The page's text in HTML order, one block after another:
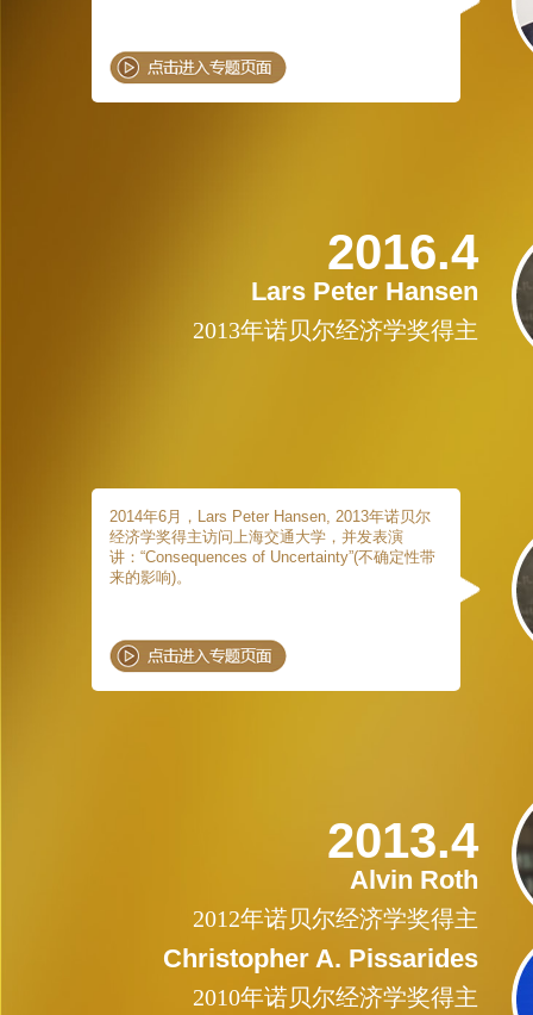
2016.4
Lars Peter Hansen
2013年诺贝尔经济学奖得主
2014年6月，Lars Peter Hansen, 2013年诺贝尔
经济学奖得主访问上海交通大学，并发表演
讲：“Consequences of Uncertainty”(不确定性带
来的影响)。
2013.4
Alvin Roth
2012年诺贝尔经济学奖得主
Christopher A. Pissarides
2010年诺贝尔经济学奖得主